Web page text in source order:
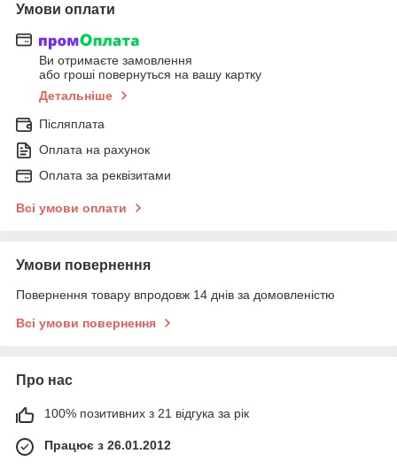
Умови оплати
Ви отримаєте замовлення
або гроші повернуться на вашу картку
Детальніше
Післяплата
Оплата на рахунок
Оплата за реквізитами
Всі умови оплати
Умови повернення
Повернення товару впродовж 14 днів за домовленістю
Всі умови повернення
Про нас
100% позитивних з 21 відгука за рік
Працює з 26.01.2012